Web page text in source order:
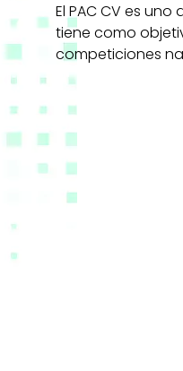
El PAC CV es
tiene como
competiciones